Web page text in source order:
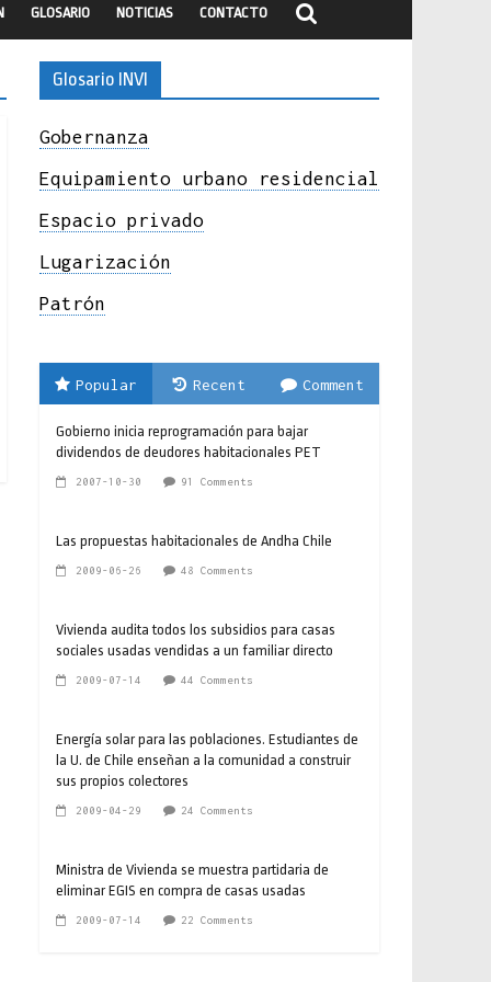
GLOSARIO NOTICIAS CONTACTO
Glosario INVI
Gobernanza
Equipamiento urbano residencial
Espacio privado
Lugarización
Patrón
Popular Recent Comment
Gobierno inicia reprogramación para bajar
dividendos de deudores habitacionales PET
2007-10-30 91 Comments
Las propuestas habitacionales de Andha Chile
2009-06-26 48 Comments
Vivienda audita todos los subsidios para casas
sociales usadas vendidas a un familiar directo
2009-07-14 44 Comments
Energía solar para las poblaciones. Estudiantes de
la U. de Chile enseñan a la comunidad a construir
sus propios colectores
2009-04-29 24 Comments
Ministra de Vivienda se muestra partidaria de
eliminar EGIS en compra de casas usadas
2009-07-14 22 Comments